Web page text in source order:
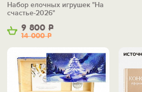
9 800 Р
14 000Р
Набор елочных игрушек "На
счастье-2026"